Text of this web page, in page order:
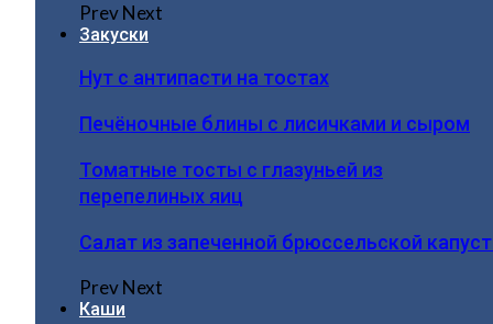
PrevNext
Закуски
Нут с антипасти на тостах
Печёночные блины с лисичками и сыром
Томатные тосты с глазуньей из
перепелиных яиц
Салат из запеченной брюссельской
PrevNext
Каши